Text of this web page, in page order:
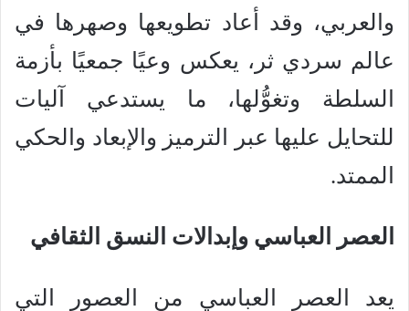
والعربي، وقد أعاد تطويعها وصهرها في
عالم سردي ثر، يعكس وعيًا جمعيًا بأزمة
السلطة وتغوُّلها، ما يستدعي آليات
للتحايل عليها عبر الترميز والإبعاد والحكي
الممتد.
العصر العباسي وإبدالات النسق الثقافي
يعد العصر العباسي من العصور التي